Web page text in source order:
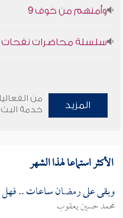
وأمنهم من خوف 9
سلسلة محاضرات نفحات
المزيد
من
خدمة البث
الأكثر استماعا لهذا الشهر
وبقى على رمضان ساعات .. فهل
محمد حسين يعقوب